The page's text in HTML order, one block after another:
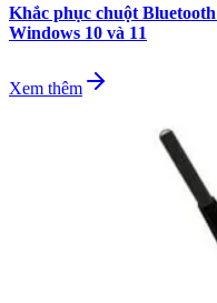
Khắc phục chuột
Windows 10 và 11
Xem thêm